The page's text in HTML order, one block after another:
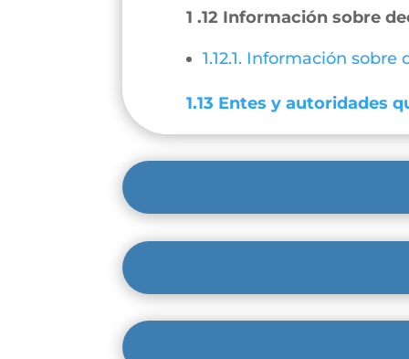
1 .12 Información sobre
1.12.1. Información
1.13 Entes y autoridades